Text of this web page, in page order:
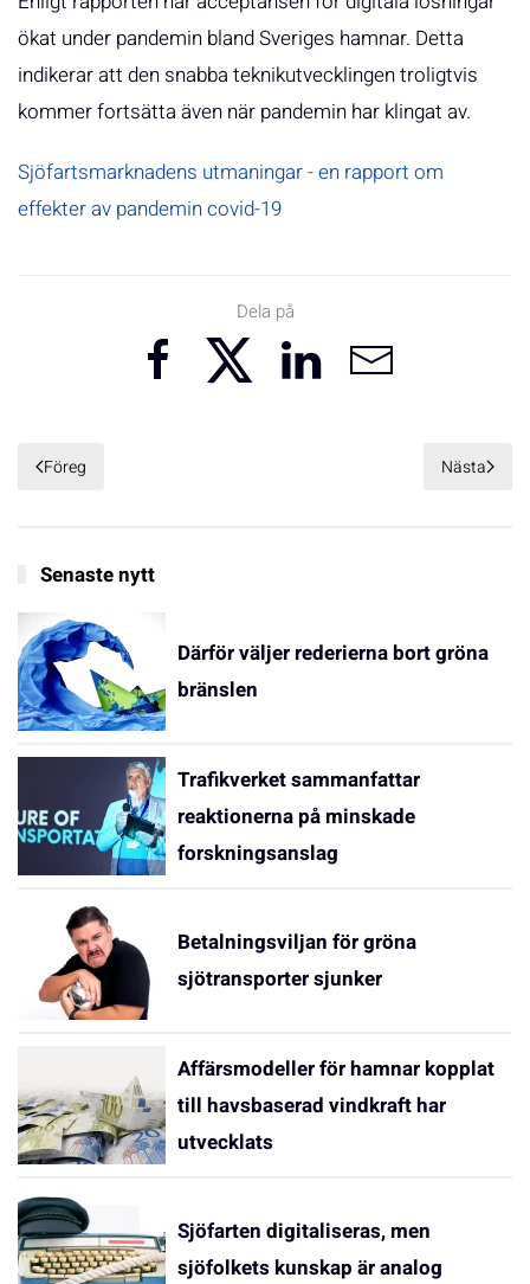
ökat under pandemin bland Sveriges hamnar. Detta
indikerar att den snabba teknikutvecklingen troligtvis
kommer fortsätta även när pandemin har klingat av.
Sjöfartsmarknadens utmaningar - en rapport om
effekter av pandemin covid-19
Dela på
Föreg Nästa
Senaste nytt
Därför väljer rederierna bort gröna
bränslen
Trafikverket sammanfattar
reaktionerna på minskade
forskningsanslag
Betalningsviljan för gröna
sjötransporter sjunker
Affärsmodeller för hamnar kopplat
till havsbaserad vindkraft har
utvecklats
Sjöfarten digitaliseras, men
sjöfolkets kunskap är analog